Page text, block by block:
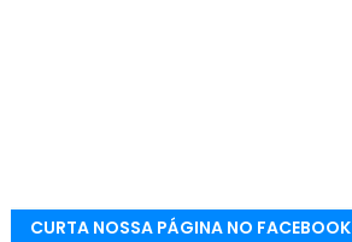
CURTA NOSSA PÁGINA NO FACEBOOK